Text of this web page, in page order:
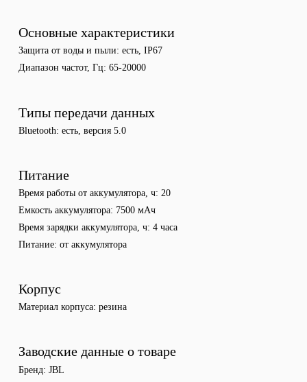
Основные характеристики
Защита от воды и пыли есть, IP67
Диапазон частот, Гц 65-20000
Типы передачи данных
Bluetooth есть, версия 5.0
Питание
Время работы от аккумулятора, ч 20
Емкость аккумулятора 7500 мАч
Время зарядки аккумулятора, ч 4 часа
Питание от аккумулятора
Корпус
Материал корпуса резина
Заводские данные о товаре
Бренд JBL